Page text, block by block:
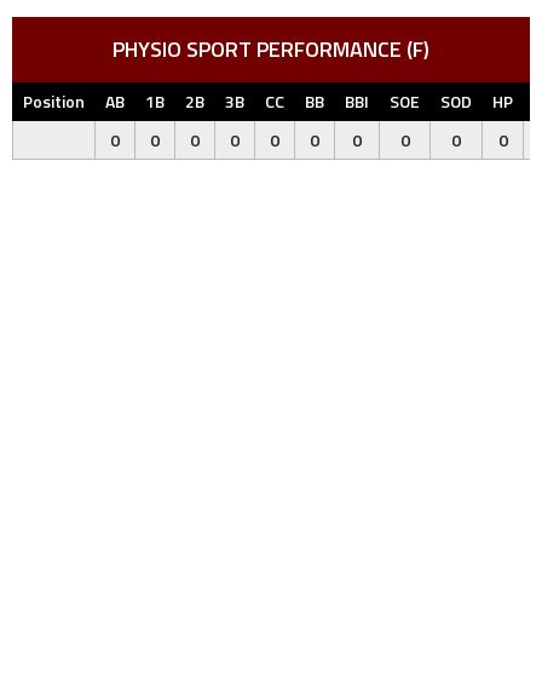
PHYSIO SPORT PERFORMANCE (F)
Position AB 1B 2B 3B CC BB BBI SOE SOD HP
0
0 0 0 0 0 0 0 0 0